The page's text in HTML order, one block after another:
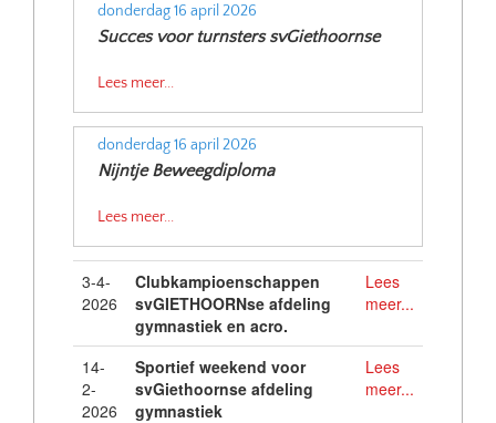
donderdag 16 april 2026
Succes voor turnsters svGiethoornse
Lees meer...
donderdag 16 april 2026
Nijntje Beweegdiploma
Lees meer...
3-4-
2026
Clubkampioenschappen
svGIETHOORNse afdeling
gymnastiek en acro.
Lees
meer...
14-
2-
2026
Sportief weekend voor
svGiethoornse afdeling
gymnastiek
Lees
meer...